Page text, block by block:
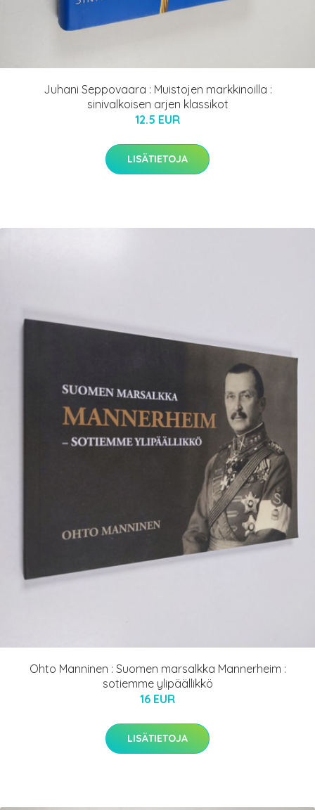
Juhani Seppovaara : Muistojen markkinoilla :
sinivalkoisen arjen klassikot
12.5 EUR
LISÄTIETOJA
Ohto Manninen : Suomen marsalkka Mannerheim :
sotiemme ylipäällikkö
16 EUR
LISÄTIETOJA